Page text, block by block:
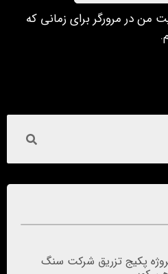
پکیج تزریق شرکت سنگ
من در مرورگر برای زمانی که